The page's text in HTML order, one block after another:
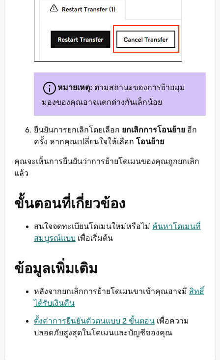
หมายเหตุ: ตามสถานะของการย้ายมุม
มองของคุณอาจแตกต่างกันเล็กน้อย
ยืนยันการยกเลิกโดยเลือก ยกเลิกการโอนย้าย อีก
ครั้ง หากคุณเปลี่ยนใจให้เลือก โอนย้าย
คุณจะเห็นการยืนยันว่าการย้ายโดเมนของคุณถูกยกเลิก
แล้ว
ขั้นตอนที่เกี่ยวข้อง
สนใจจดทะเบียนโดเมนใหม่หรือไม่ ค้นหาโดเมนที่
สมบูรณ์แบบ เพื่อเริ่มต้น
ข้อมูลเพิ่มเติม
หลังจากยกเลิกการย้ายโดเมนขาเข้าคุณอาจมี สิทธิ์
ได้รับเงินคืน
ตั้งค่าการยืนยันตัวตนแบบ 2 ขั้นตอน เพื่อความ
ปลอดภัยสูงสุดในโดเมนและบัญชีของคุณ